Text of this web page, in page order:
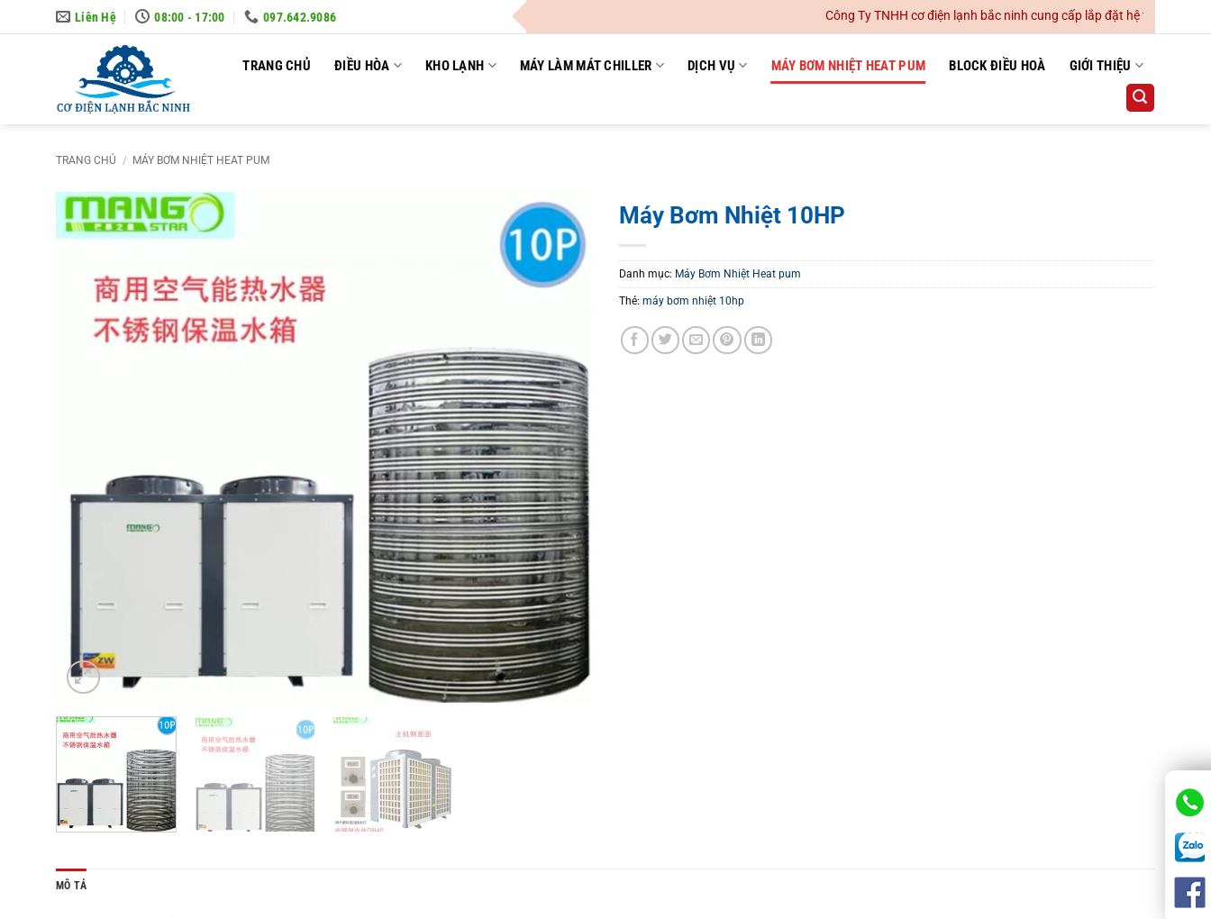
to
Liên Hệ 08:00 - 17:00 097.642.9086 Công Ty TNHH cơ điện lạnh bắc ninh cung cấp lắp đặt hệ thống điều hoà
TRANG CHỦ ĐIỀU HÒA KHO LẠNH MÁY LÀM MÁT CHILLER DỊCH VỤ MÁY BƠM NHIỆT HEAT PUM BLOCK ĐIỀU HOÀ GIỚI THIỆU
TRANG CHỦ / MÁY BƠM NHIỆT HEAT PUM
Máy Bơm Nhiệt 10HP
Danh mục: Máy Bơm Nhiệt Heat pum
Thẻ: máy bơm nhiệt 10hp
MÔ TẢ